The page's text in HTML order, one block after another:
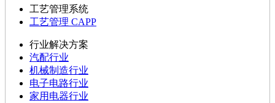
工艺管理系统
工艺管理 CAPP
行业解决方案
汽配行业
机械制造行业
电子电路行业
家用电器行业